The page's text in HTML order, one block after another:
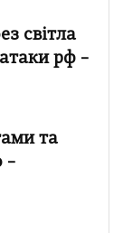
світла
рф –
та
–